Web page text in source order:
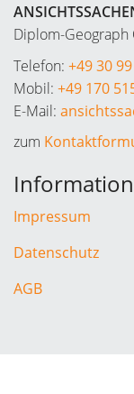
Diplom-Geograph
Telefon: +49 30
Mobil: +49 170
E-Mail:
zum
Impressum
Datenschutz
AGB